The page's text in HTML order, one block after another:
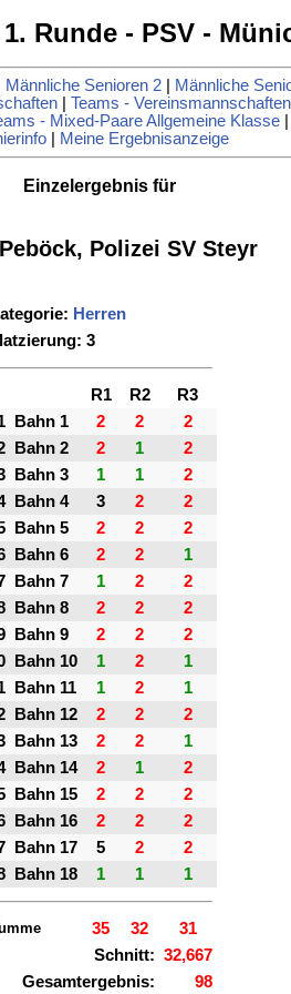
Runde - PSV -
Männliche Senioren 2| Männliche
| Teams - Vereinsmannschaften
- Mixed-Paare Allgemeine Klasse|
| Meine Ergebnisanzeige
Einzelergebnis für
Polizei SV Steyr
Herren
3
R1 R2
R3
Bahn 1 2 2
2
Bahn 2 2 1
2
Bahn 3 1 1
2
Bahn 4 3 2
2
Bahn 5 2 2
2
Bahn 6 2 2
1
Bahn 7 1 2
2
Bahn 8 2 2
2
Bahn 9 2 2
2
Bahn 10 1 2
1
Bahn 11 1 2
1
Bahn 12 2 2
2
Bahn 13 2 2
1
Bahn 14 2 1
2
Bahn 15 2 2
2
Bahn 16 2 2
2
Bahn 17 5 2
2
Bahn 18 1 1 1
35 32
31
Schnitt: 32,667
Gesamtergebnis:
98